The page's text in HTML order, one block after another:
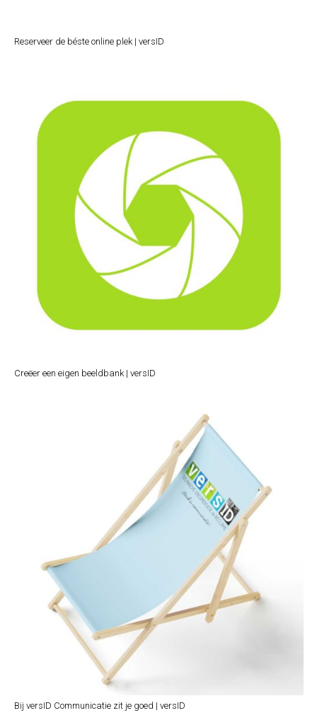
Reserveer de béste online plek | versID
Creëer een eigen beeldbank | versID
Bij versID Communicatie zit je goed | versID